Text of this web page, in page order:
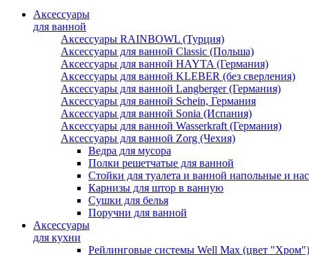
Аксессуары
для ванной
Аксессуары RAINBOWL (Турция)
Аксессуары для ванной Classic (Польша)
Аксессуары для ванной HAYTA (Германия)
Аксессуары для ванной KLEBER (без сверления)
Аксессуары для ванной Langberger (Германия)
Аксессуары для ванной Schein, Германия
Аксессуары для ванной Sonia (Испания)
Аксессуары для ванной Wasserkraft (Германия)
Аксессуары для ванной Zorg (Чехия)
Ведра для мусора
Полки решетчатые для ванной
Стойки для туалета и ванной напольные и
Карнизы для штор в ванную
Сушки для белья
Поручни для ванной
Аксессуары
для кухни
Рейлинговые системы Well Max (цвет "Хром")